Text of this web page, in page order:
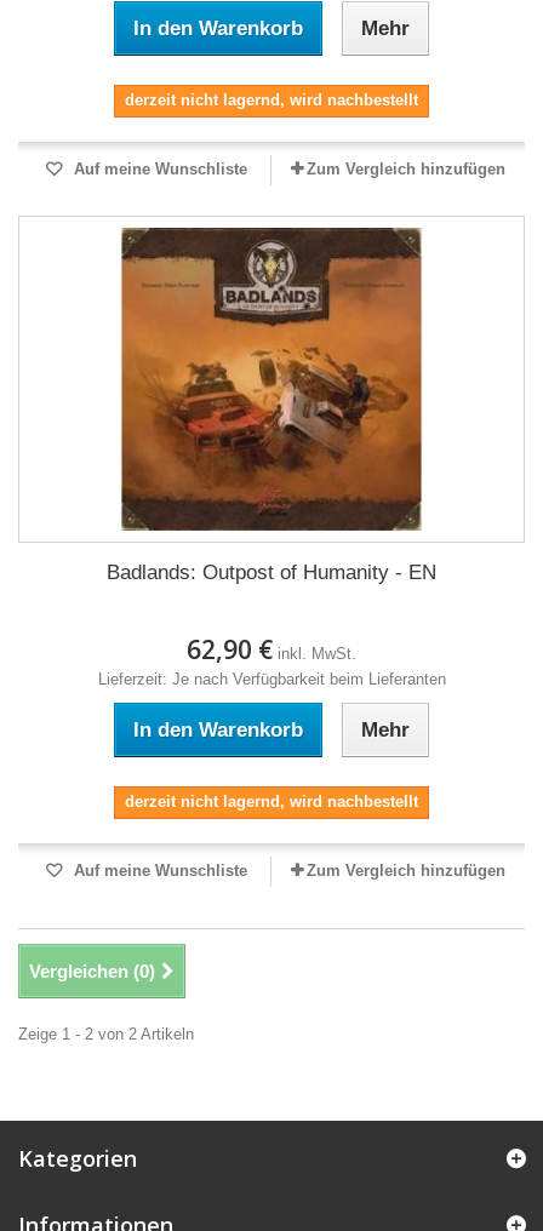
In den Warenkorb Mehr
derzeit nicht lagernd, wird nachbestellt
Auf meine Wunschliste Zum Vergleich hinzufügen
Badlands: Outpost of Humanity - EN
62,90 € inkl. MwSt.
Lieferzeit: Je nach Verfügbarkeit beim Lieferanten
In den Warenkorb Mehr
derzeit nicht lagernd, wird nachbestellt
Auf meine Wunschliste Zum Vergleich hinzufügen
Vergleichen (0)
Zeige 1 - 2 von 2 Artikeln
Kategorien
Informationen